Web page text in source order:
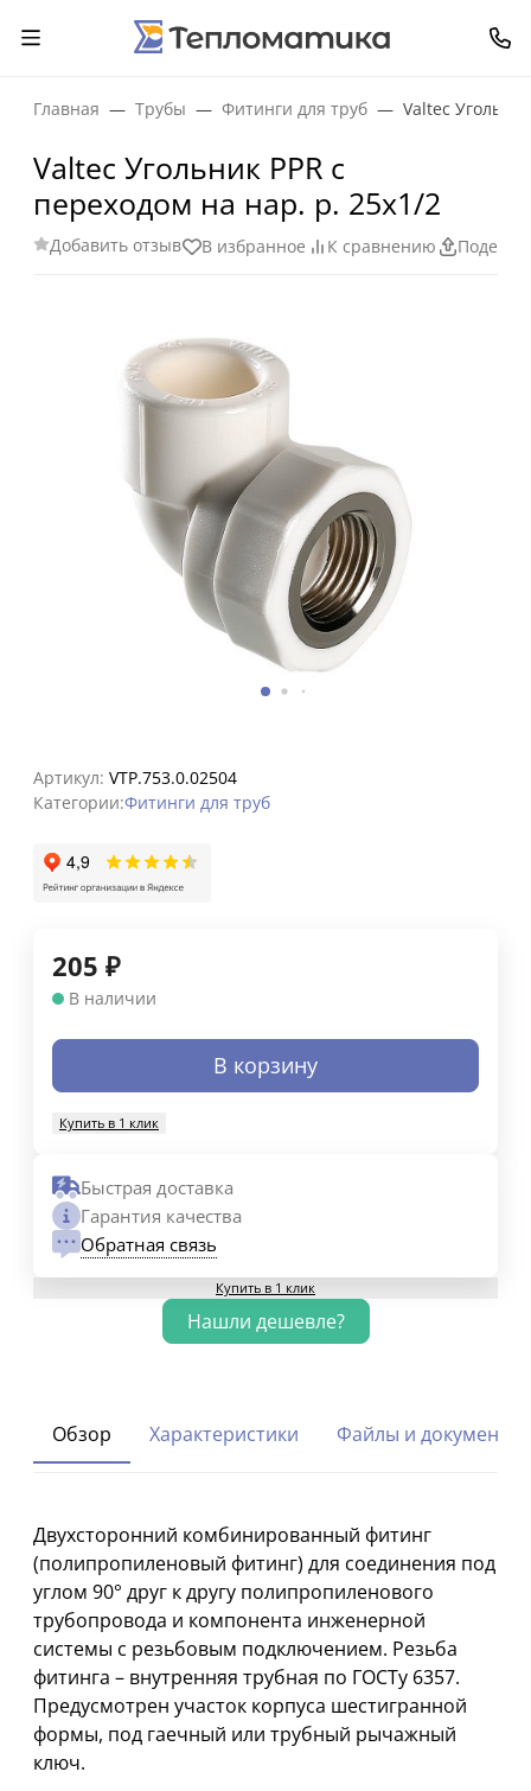
Главная Трубы Фитинги для труб Valtec
Valtec Угольник PPR с
переходом на нар. р. 25х1/2
Добавить отзыв В избранное К сравнению
Артикул: VTP.753.0.02504
Категории:Фитинги для труб
205 ₽
В наличии
В корзину
Купить в 1 клик
Быстрая доставка
Гарантия качества
Обратная связь
Купить в 1 клик
Обзор Характеристики Файлы и документы
Двухсторонний комбинированный фитинг
(полипропиленовый фитинг) для соединения под
углом 90° друг к другу полипропиленового
трубопровода и компонента инженерной
системы с резьбовым подключением. Резьба
фитинга – внутренняя трубная по ГОСТу 6357.
Предусмотрен участок корпуса шестигранной
формы, под гаечный или трубный рычажный
ключ.